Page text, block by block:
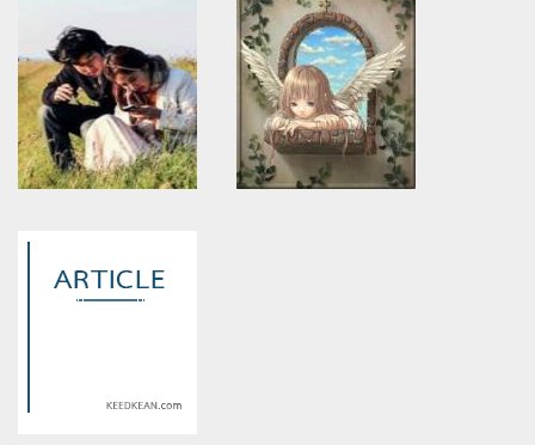
assumed 'article_topic' (this
will throw an Error in a future
version of PHP) in
/home/keedkean/domains/keedkean.com/public_html/include/article/
on line534
คำสาปแวมไพร์ อมตะนิทา nc
constant article_topic -
assumed 'article_topic' (this
will throw an Error in a future
version of PHP) in
/home/keedkean/domains/
on line534
เชลยรักบำบัดแค้น
assumed 'article_topic' (this
will throw an Error in a future